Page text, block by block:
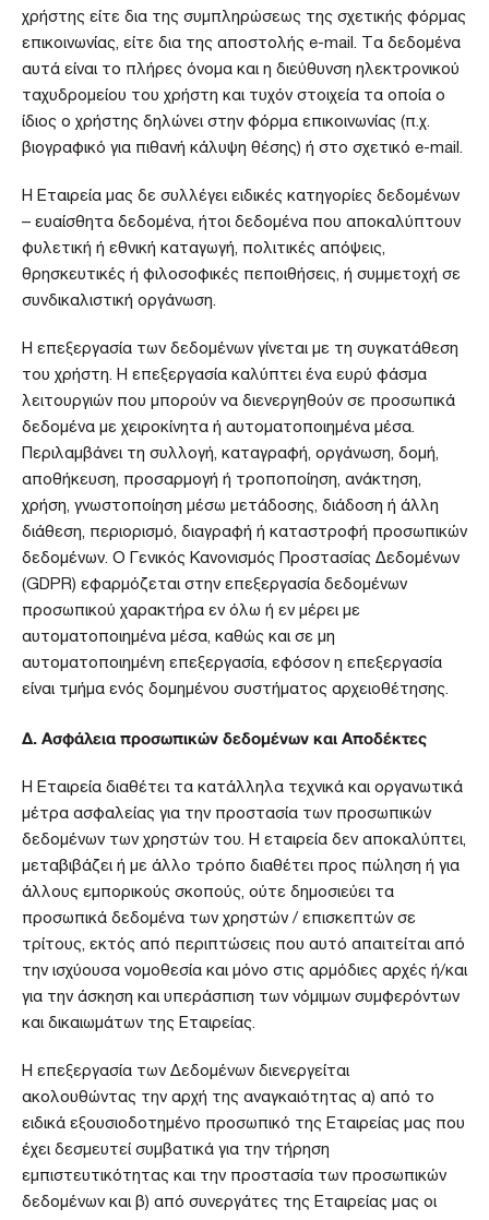
χρήστης είτε δια της συμπληρώσεως της σχετικής φόρμας
επικοινωνίας, είτε δια της αποστολής e-mail. Τα δεδομένα
αυτά είναι το πλήρες όνομα και η διεύθυνση ηλεκτρονικού
ταχυδρομείου του χρήστη και τυχόν στοιχεία τα οποία ο
ίδιος ο χρήστης δηλώνει στην φόρμα επικοινωνίας (π.χ.
βιογραφικό για πιθανή κάλυψη θέσης) ή στο σχετικό e-mail.
Η Εταιρεία μας δε συλλέγει ειδικές κατηγορίες δεδομένων
– ευαίσθητα δεδομένα, ήτοι δεδομένα που αποκαλύπτουν
φυλετική ή εθνική καταγωγή, πολιτικές απόψεις,
θρησκευτικές ή φιλοσοφικές πεποιθήσεις, ή συμμετοχή σε
συνδικαλιστική οργάνωση.
Η επεξεργασία των δεδομένων γίνεται με τη συγκατάθεση
του χρήστη. Η επεξεργασία καλύπτει ένα ευρύ φάσμα
λειτουργιών που μπορούν να διενεργηθούν σε προσωπικά
δεδομένα με χειροκίνητα ή αυτοματοποιημένα μέσα.
Περιλαμβάνει τη συλλογή, καταγραφή, οργάνωση, δομή,
αποθήκευση, προσαρμογή ή τροποποίηση, ανάκτηση,
χρήση, γνωστοποίηση μέσω μετάδοσης, διάδοση ή άλλη
διάθεση, περιορισμό, διαγραφή ή καταστροφή προσωπικών
δεδομένων. Ο Γενικός Κανονισμός Προστασίας Δεδομένων
(GDPR) εφαρμόζεται στην επεξεργασία δεδομένων
προσωπικού χαρακτήρα εν όλω ή εν μέρει με
αυτοματοποιημένα μέσα, καθώς και σε μη
αυτοματοποιημένη επεξεργασία, εφόσον η επεξεργασία
είναι τμήμα ενός δομημένου συστήματος αρχειοθέτησης.
Δ. Ασφάλεια προσωπικών δεδομένων και Αποδέκτες
Η Εταιρεία διαθέτει τα κατάλληλα τεχνικά και οργανωτικά
μέτρα ασφαλείας για την προστασία των προσωπικών
δεδομένων των χρηστών του. Η εταιρεία δεν αποκαλύπτει,
μεταβιβάζει ή με άλλο τρόπο διαθέτει προς πώληση ή για
άλλους εμπορικούς σκοπούς, ούτε δημοσιεύει τα
προσωπικά δεδομένα των χρηστών / επισκεπτών σε
τρίτους, εκτός από περιπτώσεις που αυτό απαιτείται από
την ισχύουσα νομοθεσία και μόνο στις αρμόδιες αρχές ή/και
για την άσκηση και υπεράσπιση των νόμιμων συμφερόντων
και δικαιωμάτων της Εταιρείας.
Η επεξεργασία των Δεδομένων διενεργείται
ακολουθώντας την αρχή της αναγκαιότητας α) από το
ειδικά εξουσιοδοτημένο προσωπικό της Εταιρείας μας που
έχει δεσμευτεί συμβατικά για την τήρηση
εμπιστευτικότητας και την προστασία των προσωπικών
δεδομένων και β) από συνεργάτες της Εταιρείας μας οι